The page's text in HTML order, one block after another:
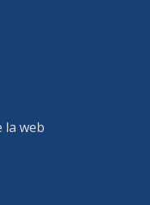
la web